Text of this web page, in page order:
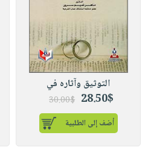
التوثيق وآثاره في
28.50$
30.00$
أضف إلى الطلبية